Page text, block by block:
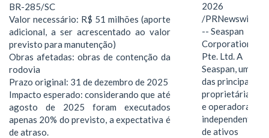
BR-285/SC
Valor necessário: R$ 51 milhões (aporte
adicional, a ser acrescentado ao valor
previsto para manutenção)
Obras afetadas: obras de contenção da
rodovia
Prazo original: 31 de dezembro de 2025
Impacto esperado: considerando que até
agosto de 2025 foram executados
apenas 20% do previsto, a expectativa é
de atraso.
2026
/PRNewswire/
-- Seaspan
Corporation
Pte. Ltd. A
Seaspan, uma
das principais
proprietárias
e operadoras
independentes
de ativos